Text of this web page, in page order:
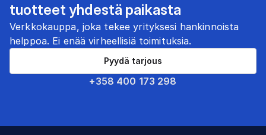
tuotteet yhdestä paikasta
Verkkokauppa, joka tekee yrityksesi hankinnoista
helppoa. Ei enää virheellisiä toimituksia.
+358 400 173 298
Pyydä tarjous